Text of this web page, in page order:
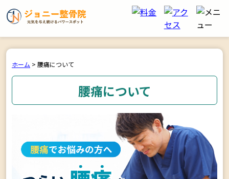
ホーム > 腰痛について
腰痛について